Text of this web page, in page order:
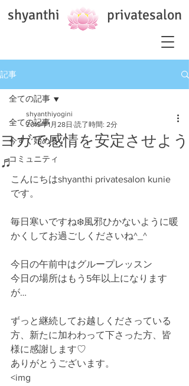
shyanthi privatesalon
記事
全ての記事
今すぐ始める
コミュニティ
全ての記事
ヨガで感情を安定させよう
♬
shyanthiyogini
2019年1月28日 読了時間: 2分
こんにちはshyanthi privatesalon kunie
です。
毎日寒いですね❄️風邪ひかないように暖
かくしてお過ごしくださいね^_^
今日の午前中はグループレッスン
今日の場所はもう5年以上になります
が…
ずっと継続してお越しくださっている
方、新たに加わわって下さった方、皆
様に感謝します♡
ありがとうございます。
<img